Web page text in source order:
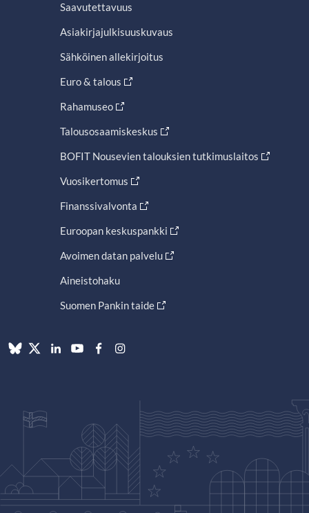
Saavutettavuus
Asiakirjajulkisuuskuvaus
Sähköinen allekirjoitus
Euro & talous
Rahamuseo
Talousosaamiskeskus
BOFIT Nousevien talouksien tutkimuslaitos
Vuosikertomus
Finanssivalvonta
Euroopan keskuspankki
Avoimen datan palvelu
Aineistohaku
Suomen Pankin taide